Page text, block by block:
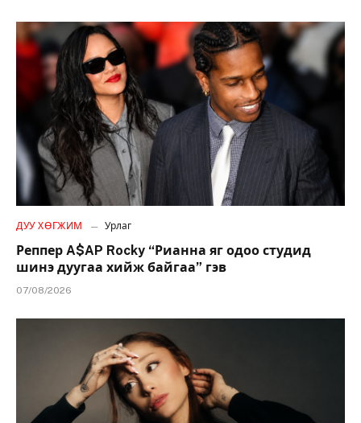
ДУУ ХӨГЖИМ Урлаг
Реппер A$AP Rocky “Рианна яг одоо студид
шинэ дуугаа хийж байгаа” гэв
07/08/2026